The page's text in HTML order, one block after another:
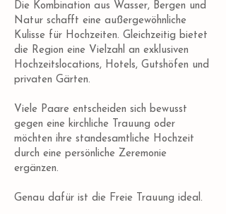
Die Kombination aus Wasser, Bergen und
Natur schafft eine außergewöhnliche
Kulisse für Hochzeiten. Gleichzeitig bietet
die Region eine Vielzahl an exklusiven
Hochzeitslocations, Hotels, Gutshöfen und
privaten Gärten.
Viele Paare entscheiden sich bewusst
gegen eine kirchliche Trauung oder
möchten ihre standesamtliche Hochzeit
durch eine persönliche Zeremonie
ergänzen.
Genau dafür ist die Freie Trauung ideal.